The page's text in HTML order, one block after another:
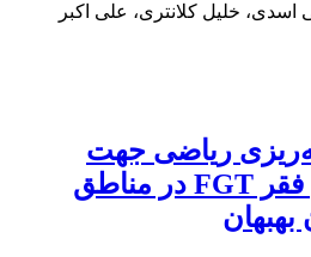
خلیل کلانتری، علی اکبر
ریاضی جهت
بهینه‌سازی شاخص‌ فقر FGT در مناطق